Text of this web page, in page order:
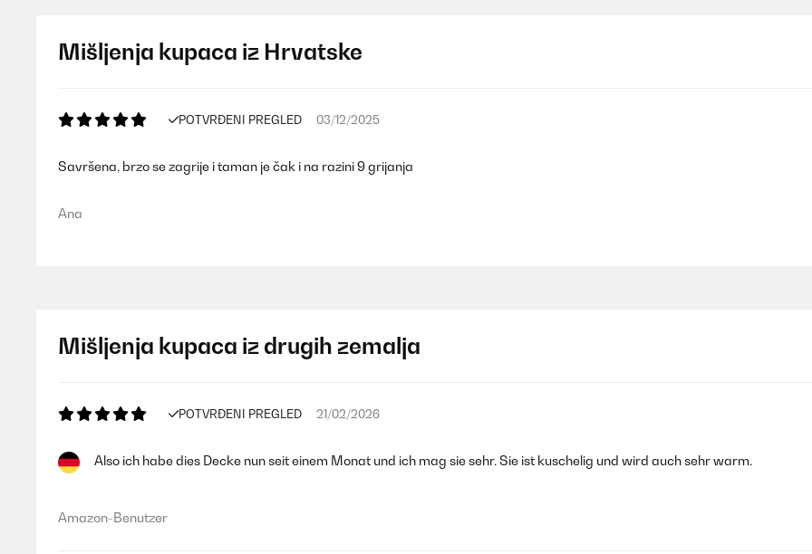
Mišljenja kupaca iz Hrvatske
POTVRĐENI PREGLED 03/12/2025
Savršena, brzo se zagrije i taman je čak i na razini 9 grijanja
Ana
Mišljenja kupaca iz drugih zemalja
POTVRĐENI PREGLED 21/02/2026
Also ich habe dies Decke nun seit einem Monat und ich mag sie sehr. Sie ist kuschelig und wird auch sehr warm.
Amazon-Benutzer